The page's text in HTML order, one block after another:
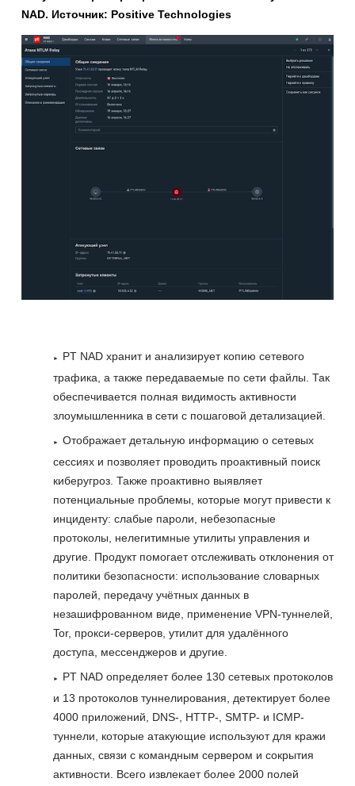
NAD. Источник: Positive Technologies
PT NAD хранит и анализирует копию сетевого
трафика, а также передаваемые по сети файлы. Так
обеспечивается полная видимость активности
злоумышленника в сети с пошаговой детализацией.
Отображает детальную информацию о сетевых
сессиях и позволяет проводить проактивный поиск
киберугроз. Также проактивно выявляет
потенциальные проблемы, которые могут привести к
инциденту: слабые пароли, небезопасные
протоколы, нелегитимные утилиты управления и
другие. Продукт помогает отслеживать отклонения от
политики безопасности: использование словарных
паролей, передачу учётных данных в
незашифрованном виде, применение VPN-туннелей,
Tor, прокси-серверов, утилит для удалённого
доступа, мессенджеров и другие.
PT NAD определяет более 130 сетевых протоколов
и 13 протоколов туннелирования, детектирует более
4000 приложений, DNS-, HTTP-, SMTP- и ICMP-
туннели, которые атакующие используют для кражи
данных, связи с командным сервером и сокрытия
активности. Всего извлекает более 2000 полей